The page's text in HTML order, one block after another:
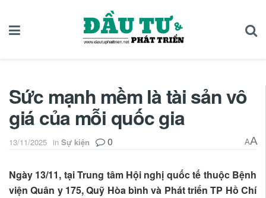
Sức mạnh mềm là tài sản vô
giá của mỗi quốc gia
13/11/2025 in Sự kiện 0 AA
Ngày 13/11, tại Trung tâm Hội nghị quốc tế thuộc Bệnh
viện Quân y 175, Quỹ Hòa bình và Phát triển TP Hồ Chí